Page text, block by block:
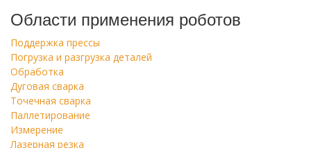
Области применения роботов
Поддержка прессы
Погрузка и разгрузка деталей
Обработка
Дуговая сварка
Точечная сварка
Паллетирование
Измерение
Лазерная резка